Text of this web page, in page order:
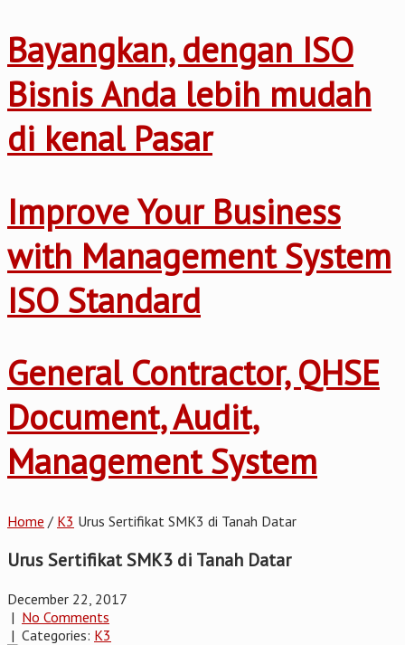
Bayangkan, dengan ISO
Bisnis Anda lebih mudah
di kenal Pasar
Improve Your Business
with Management System
ISO Standard
General Contractor, QHSE
Document, Audit,
Management System
Home / K3 Urus Sertifikat SMK3 di Tanah Datar
Urus Sertifikat SMK3 di Tanah Datar
December 22, 2017
| No Comments
| Categories: K3